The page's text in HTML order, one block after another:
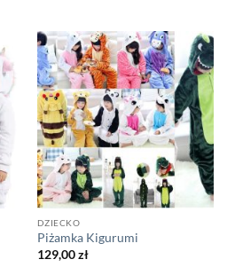
DZIECKO
Piżamka Kigurumi
129,00zł